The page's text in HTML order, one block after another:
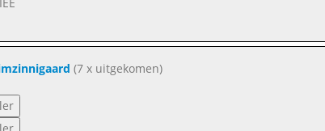
(7 x uitgekomen)